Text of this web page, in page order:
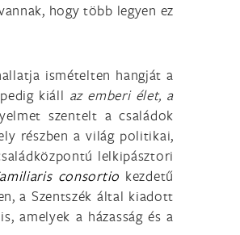
hogy több legyen ez
ismételten hangját a
kiáll az emberi élet, a
szentelt a családok
részben a világ politikai,
lelkipásztori
consortio kezdetű
a Szentszék által kiadott
amelyek a házasság és a